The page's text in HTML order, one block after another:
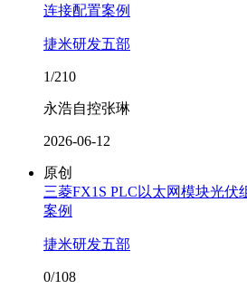
连接配置案例
捷米研发五部
1/210
永浩自控张琳
2026-06-12
原创
三菱FX1S PLC以太网模块光伏
案例
捷米研发五部
0/108